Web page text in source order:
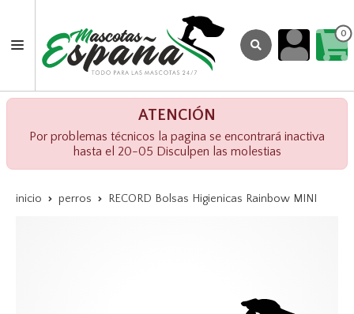
0
ATENCIÓN
Por problemas técnicos la pagina se encontrará inactiva
hasta el 20-05 Disculpen las molestias
inicio perros RECORD Bolsas Higienicas Rainbow MINI